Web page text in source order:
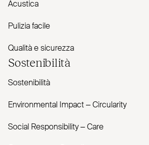
Acustica
Pulizia facile
Qualità e sicurezza
Sostenibilità
Sostenibilità
Envi­ronmental Impact – Cir­cularity
Social Responsibility – Care